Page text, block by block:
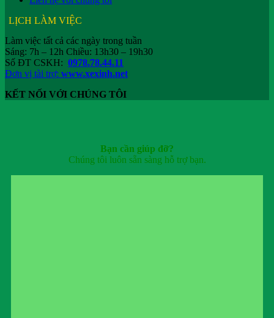
LỊCH LÀM VIỆC
Làm việc tất cả các ngày trong tuần
Sáng: 7h – 12h Chiều: 13h30 – 19h30
Số ĐT CSKH: 0978.78.44.11
Đơn vị tài trợ: www.xexinh.net
KẾT NỐI VỚI CHÚNG TÔI
Bạn cần giúp đỡ?
Chúng tôi luôn sẵn sàng hỗ trợ bạn.